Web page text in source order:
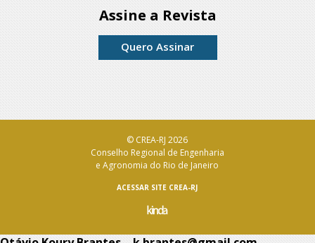
Assine a Revista
Quero Assinar
© CREA-RJ 2026
Conselho Regional de Engenharia
e Agronomia do Rio de Janeiro
ACESSAR SITE CREA-RJ